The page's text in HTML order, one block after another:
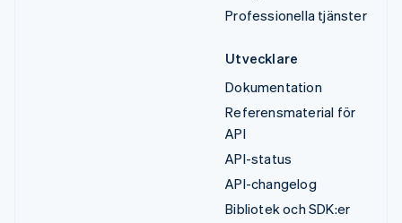
Professionella tjänster
Utvecklare
Dokumentation
Referensmaterial för
API
API-status
API-changelog
Bibliotek och SDK:er